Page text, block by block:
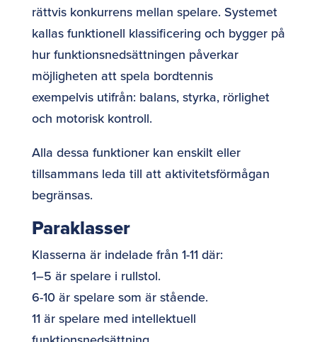
rättvis konkurrens mellan spelare. Systemet
kallas funktionell klassificering och bygger på
hur funktionsnedsättningen påverkar
möjligheten att spela bordtennis
exempelvis utifrån: balans, styrka, rörlighet
och motorisk kontroll.
Alla dessa funktioner kan enskilt eller
tillsammans leda till att aktivitetsförmågan
begränsas.
Paraklasser
Klasserna är indelade från 1-11 där:
1–5 är spelare i rullstol.
6-10 är spelare som är stående.
11 är spelare med intellektuell